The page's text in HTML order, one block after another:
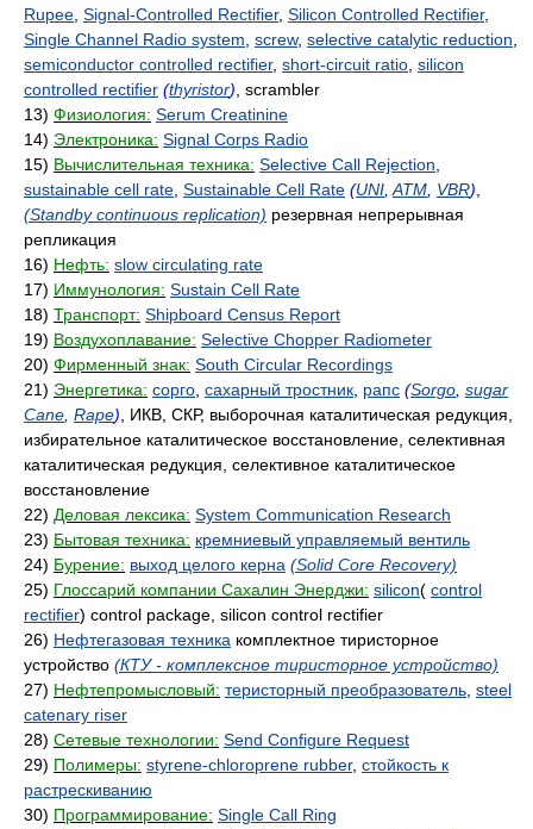
Rupee Signal-Controlled Rectifier, Silicon Controlled Rectifier,
Single Channel Radio system screw, selective catalytic reduction
semiconductor controlled rectifier, short-circuit ratio silicon
controlled rectifier (thyristor) , scrambler
13) Физиология: Serum Creatinine
14) Электроника: Signal Corps Radio
15) Вычислительная техника: Selective Call Rejection
sustainable cell rate Sustainable Cell Rate (UNI ATM VBR)
(Standby continuous replication) резервная непрерывная
репликация
16) Нефть: slow circulating rate
17) Иммунология: Sustain Cell Rate
18) Транспорт: Shipboard Census Report
19) Воздухоплавание: Selective Chopper Radiometer
20) Фирменный знак: South Circular Recordings
21) Энергетика: сорго сахарный тростник рапс (Sorgo sugar
Cane Rape) , ИКВ, СКР, выборочная каталитическая редукция,
избирательное каталитическое восстановление, селективная
каталитическая редукция, селективное каталитическое
восстановление
22) Деловая лексика: System Communication Research
23) Бытовая техника: кремниевый управляемый вентиль
24) Бурение: выход целого керна (Solid Core Recovery)
25) Глоссарий компании Сахалин Энерджи: silicon( control
rectifier) control package, silicon control rectifier
26) Нефтегазовая техника комплектное тиристорное
устройство (КТУ - комплексное тиристорное устройство)
27) Нефтепромысловый: теристорный преобразователь steel
catenary riser
28) Сетевые технологии: Send Configure Request
29) Полимеры: styrene-chloroprene rubber, стойкость к
растрескиванию
30) Программирование: Single Call Ring